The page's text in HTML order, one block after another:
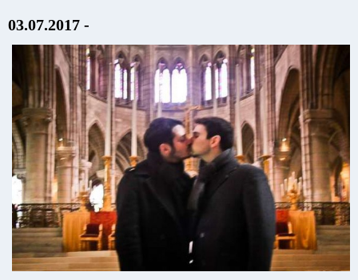
03.07.2017 -